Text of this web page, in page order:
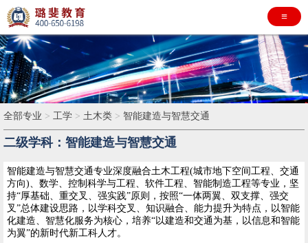
≡
全部专业 > 工学 > 土木类 > 智能建造与智慧交通
二级学科：智能建造与智慧交通
智能建造与智慧交通专业深度融合土木工程(城市地下空间工程、交通
方向)、数学、控制科学与工程、软件工程、智能制造工程等专业，坚
持“厚基础、重交叉、强实践”原则，按照“一体两翼、双支撑、强交
叉”总体建设思路，以学科交叉、知识融合、能力提升为特点，以智能
化建造、智慧化服务为核心，培养“以建造和交通为基，以信息和智能
为翼”的新时代新工科人才。